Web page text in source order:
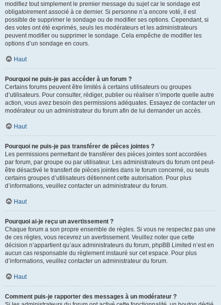
modifiez tout simplement le premier message du sujet car le sondage est
obligatoirement associé à ce dernier. Si personne n’a encore voté, il est
possible de supprimer le sondage ou de modifier ses options. Cependant, si
des votes ont été exprimés, seuls les modérateurs et les administrateurs
peuvent modifier ou supprimer le sondage. Cela empêche de modifier les
options d’un sondage en cours.
Haut
Pourquoi ne puis-je pas accéder à un forum ?
Certains forums peuvent être limités à certains utilisateurs ou groupes
d’utilisateurs. Pour consulter, rédiger, publier ou réaliser n’importe quelle autre
action, vous avez besoin des permissions adéquates. Essayez de contacter un
modérateur ou un administrateur du forum afin de lui demander un accès.
Haut
Pourquoi ne puis-je pas transférer de pièces jointes ?
Les permissions permettant de transférer des pièces jointes sont accordées
par forum, par groupe ou par utilisateur. Les administrateurs du forum ont peut-
être désactivé le transfert de pièces jointes dans le forum concerné, ou seuls
certains groupes d’utilisateurs détiennent cette autorisation. Pour plus
d’informations, veuillez contacter un administrateur du forum.
Haut
Pourquoi ai-je reçu un avertissement ?
Chaque forum a son propre ensemble de règles. Si vous ne respectez pas une
de ces règles, vous recevrez un avertissement. Veuillez noter que cette
décision n’appartient qu’aux administrateurs du forum, phpBB Limited n’est en
aucun cas responsable du règlement instauré sur cet espace. Pour plus
d’informations, veuillez contacter un administrateur du forum.
Haut
Comment puis-je rapporter des messages à un modérateur ?